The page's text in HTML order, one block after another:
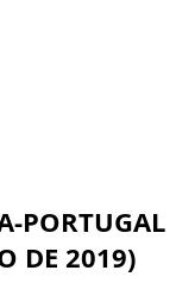
PORTUGAL
DE 2019)